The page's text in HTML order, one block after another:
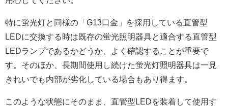
特に蛍光灯と同様の「G13口金」を採用している直管型
LEDに交換する時は既存の蛍光照明器具と適合する直管型
LEDランプであるかどうか、よく確認することが重要で
す。そのほか、長期間使用し続けた蛍光灯照明器具は一見
きれいでも内部が劣化している場合もあり得ます。
このような状態にそのまま、直管型LEDを装着して使用す